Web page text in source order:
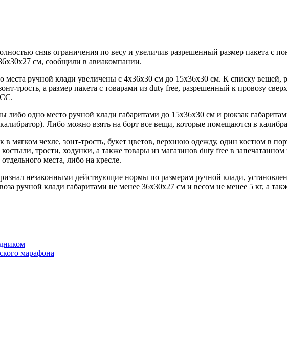
сняв ограничения по весу и увеличив разрешенный размер пакета с
см, сообщили в авиакомпании.
места ручной клади увеличены с 4х36х30 см до 15х36х30 см. К списку вещей,
трость, а размер пакета с товарами из duty free, разрешенный к провозу
либо одно место ручной клади габаритами до 15х36х30 см и рюкзак
Либо можно взять на борт все вещи, которые помещаются в
мягком чехле, зонт-трость, букет цветов, верхнюю одежду, один костюм в
трости, ходунки, а также товары из магазинов duty free в запечатанном
места, либо на кресле.
незаконными действующие нормы по размерам ручной клади,
ручной клади габаритами не менее 36х30х27 см и весом не менее 5 кг, а
марафона